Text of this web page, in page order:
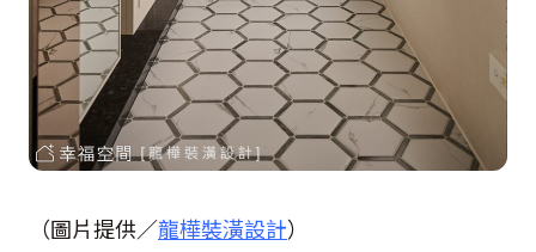
（圖片提供／龍樺裝潢設計）